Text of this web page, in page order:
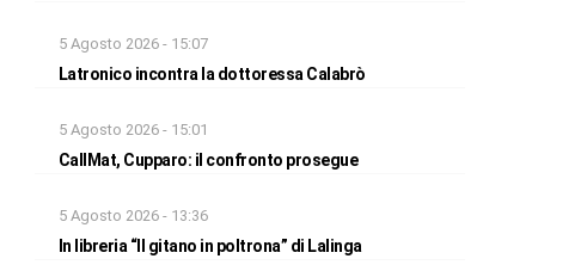
5 Agosto 2026 - 15:07
Latronico incontra la dottoressa Calabrò
5 Agosto 2026 - 15:01
CallMat, Cupparo: il confronto prosegue
5 Agosto 2026 - 13:36
In libreria “Il gitano in poltrona” di Lalinga